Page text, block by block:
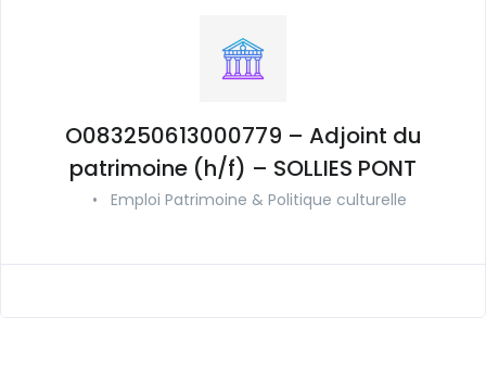
O083250613000779 – Adjoint du
patrimoine (h/f) – SOLLIES PONT
• Emploi Patrimoine & Politique culturelle